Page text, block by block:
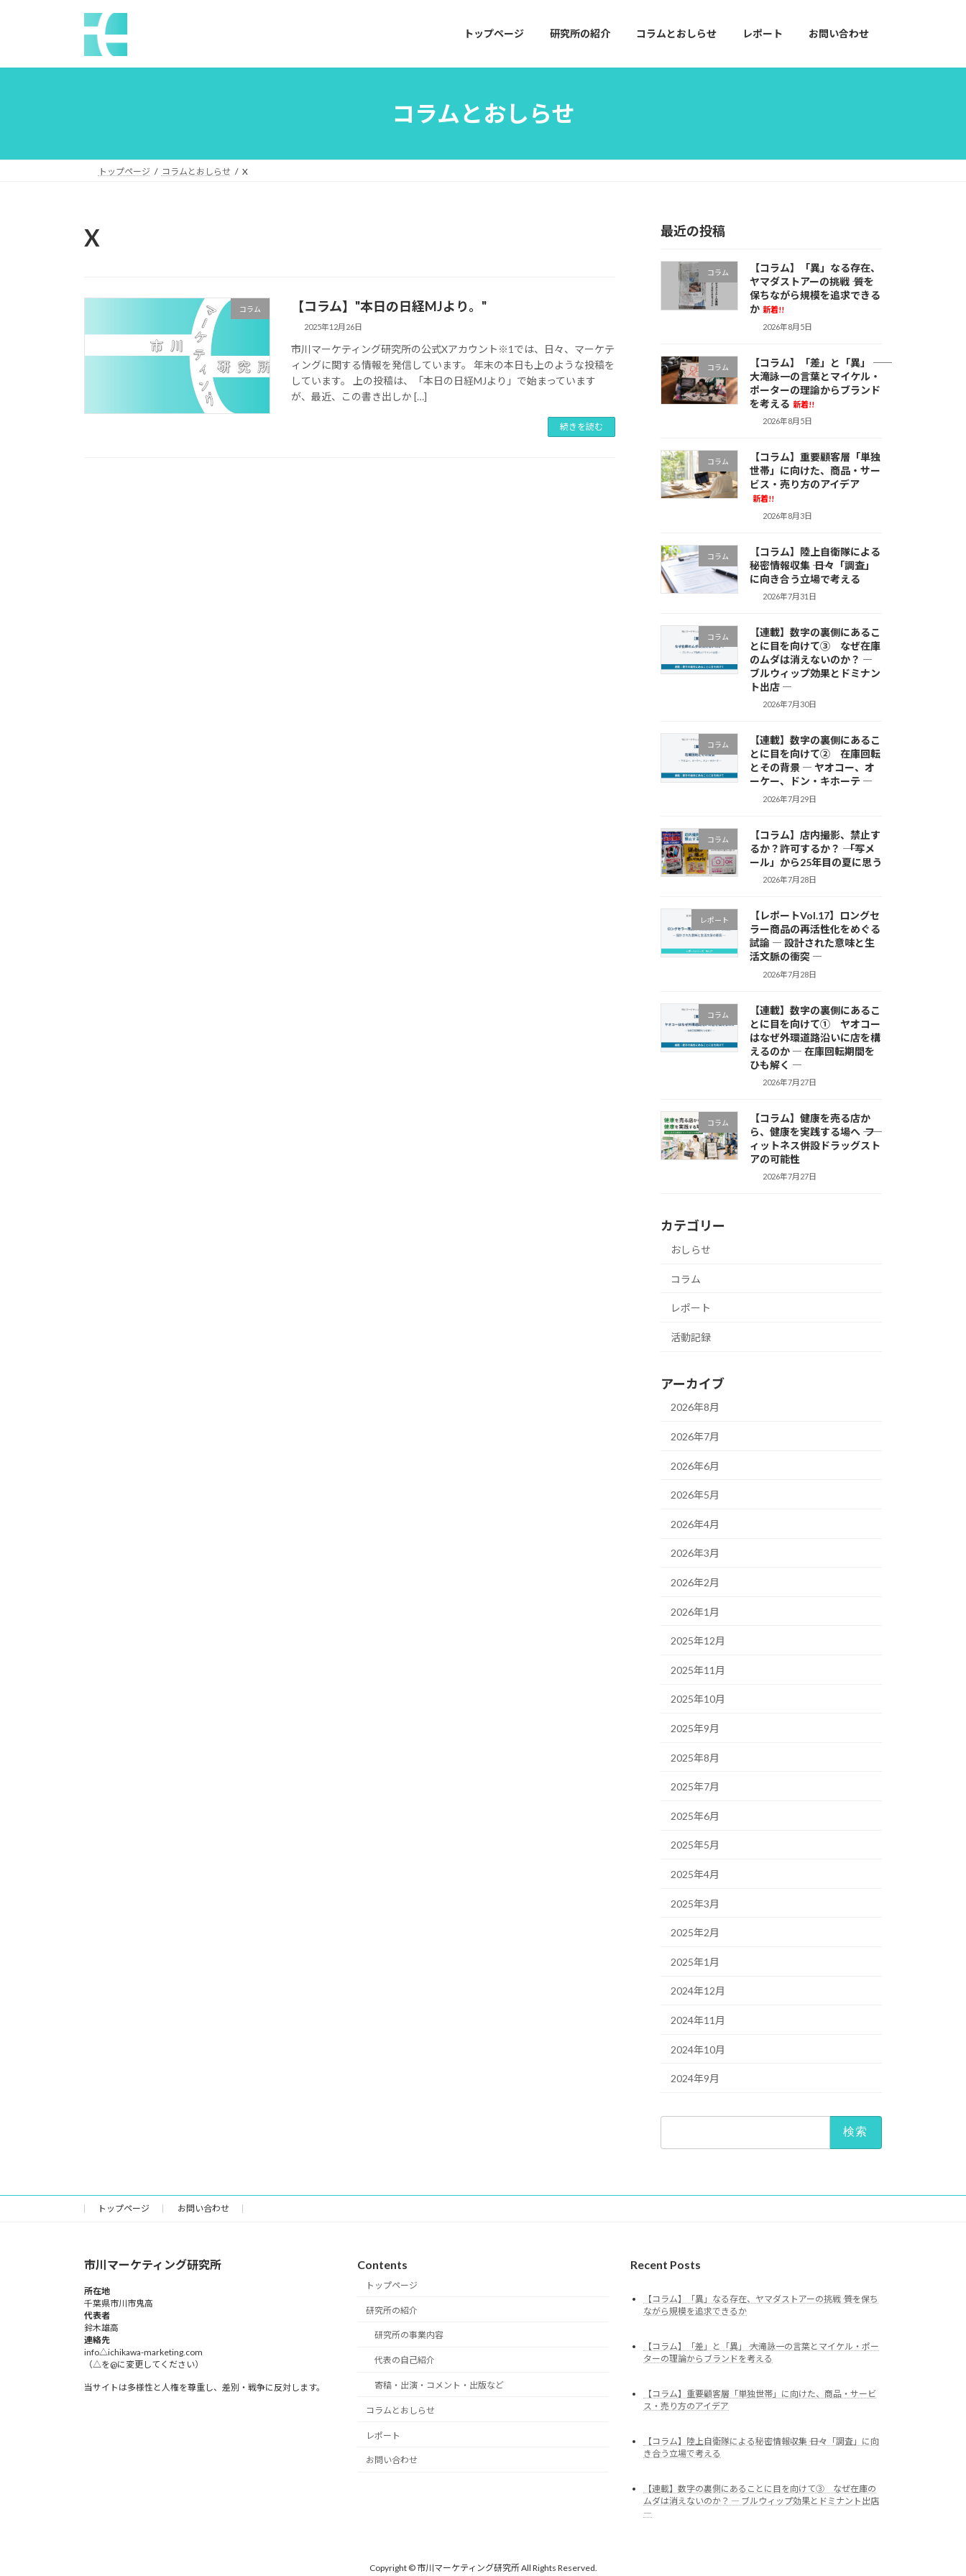
プ
動
トップページ 研究所の紹介 コラムとおしらせ レポート お問い合わせ
コラムとおしらせ
トップページ コラムとおしらせ X
X
コラム 【コラム】"本日の日経MJより。"
2025年12月26日
市川マーケティング研究所の公式Xアカウント※1では、日々、マーケテ
ィングに関する情報を発信しています。 年末の本日も上のような投稿を
しています。 上の投稿は、「本日の日経MJより」で始まっています
が、最近、この書き出しか […]
続きを読む
最近の投稿
コラム
【コラム】「異」なる存在、
ヤマダストアーの挑戦 ―― 質を
保ちながら規模を追求できる
か 新着!!
2026年8月5日
コラム
【コラム】「差」と「異」 ――
大滝詠一の言葉とマイケル・
ポーターの理論からブランド
を考える 新着!!
2026年8月5日
コラム
【コラム】重要顧客層「単独
世帯」に向けた、商品・サー
ビス・売り方のアイデア
新着!!
2026年8月3日
コラム
【コラム】陸上自衛隊による
秘密情報収集 ―― 日々「調査」
に向き合う立場で考える
2026年7月31日
コラム
【連載】数字の裏側にあるこ
とに目を向けて③ なぜ在庫
のムダは消えないのか？ ―
ブルウィップ効果とドミナン
ト出店 ―
2026年7月30日
コラム
【連載】数字の裏側にあるこ
とに目を向けて② 在庫回転
とその背景 ― ヤオコー、オ
ーケー、ドン・キホーテ ―
2026年7月29日
コラム
【コラム】店内撮影、禁止す
るか？許可するか？ ―― 「写メ
ール」から25年目の夏に思う
2026年7月28日
レポート
【レポートVol.17】ロングセ
ラー商品の再活性化をめぐる
試論 ― 設計された意味と生
活文脈の衝突 ―
2026年7月28日
コラム
【連載】数字の裏側にあるこ
とに目を向けて① ヤオコー
はなぜ外環道路沿いに店を構
えるのか ― 在庫回転期間を
ひも解く ―
2026年7月27日
コラム
【コラム】健康を売る店か
ら、健康を実践する場へ ―― フ
ィットネス併設ドラッグスト
アの可能性
2026年7月27日
カテゴリー
おしらせ
コラム
レポート
活動記録
アーカイブ
2026年8月
2026年7月
2026年6月
2026年5月
2026年4月
2026年3月
2026年2月
2026年1月
2025年12月
2025年11月
2025年10月
2025年9月
2025年8月
2025年7月
2025年6月
2025年5月
2025年4月
2025年3月
2025年2月
2025年1月
2024年12月
2024年11月
2024年10月
2024年9月
トップページ お問い合わせ
市川マーケティング研究所
所在地
千葉県市川市鬼高
代表者
鈴木雄高​
連絡先
info△ichikawa-marketing.com
（△を@に変更してください）
当サイトは多様性と人権を尊重し、差別・戦争に反対します。
Contents
トップページ
研究所の紹介
研究所の事業内容
代表の自己紹介
寄稿・出演・コメント・出版など
コラムとおしらせ
レポート
お問い合わせ
Recent Posts
【コラム】「異」なる存在、ヤマダストアーの挑戦 ―― 質を保ち
ながら規模を追求できるか
【コラム】「差」と「異」 ―― 大滝詠一の言葉とマイケル・ポー
ターの理論からブランドを考える
【コラム】重要顧客層「単独世帯」に向けた、商品・サービ
ス・売り方のアイデア
【コラム】陸上自衛隊による秘密情報収集 ―― 日々「調査」に向
き合う立場で考える
【連載】数字の裏側にあることに目を向けて③ なぜ在庫の
ムダは消えないのか？ ― ブルウィップ効果とドミナント出店
―
Copyright © 市川マーケティング研究所 All Rights Reserved.